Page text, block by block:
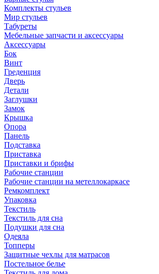
Комплекты стульев
Мир стульев
Табуреты
Мебельные запчасти и аксессуары
Аксессуары
Бок
Винт
Греденция
Дверь
Детали
Заглушки
Замок
Крышка
Опора
Панель
Подставка
Приставка
Приставки и брифы
Рабочие станции
Рабочие станции на метеллокаркасе
Ремкомплект
Упаковка
Текстиль
Текстиль для сна
Подушки для сна
Одеяла
Топперы
Защитные чехлы для матрасов
Постельное белье